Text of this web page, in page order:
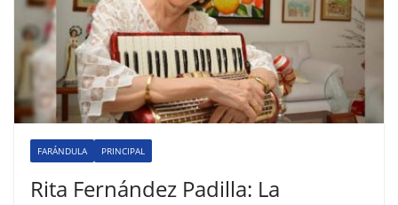
FARÁNDULA PRINCIPAL
Rita Fernández Padilla: La